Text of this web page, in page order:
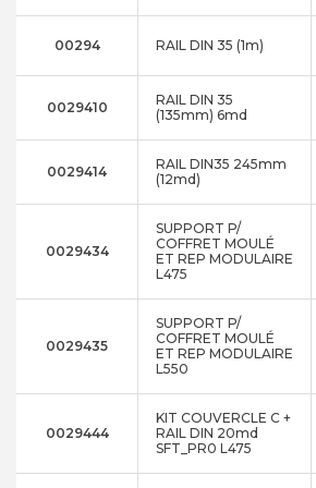
00294 RAIL DIN 35 (1m)
0029410
RAIL DIN 35
(135mm) 6md
0029414
RAIL DIN35 245mm
(12md)
0029434
SUPPORT P/
COFFRET MOULÉ
ET REP MODULAIRE
L475
0029435
SUPPORT P/
COFFRET MOULÉ
ET REP MODULAIRE
L550
0029444
KIT COUVERCLE C +
RAIL DIN 20md
SFT_PR0 L475